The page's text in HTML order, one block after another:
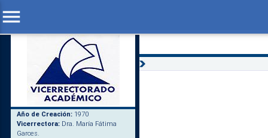
menu
Año de Creación: 1970
Vicerrectora: Dra. María Fátima
Garces.